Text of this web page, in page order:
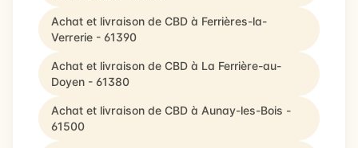
Achat et livraison de CBD à Ferrières-la-
Verrerie - 61390
Achat et livraison de CBD à La Ferrière-au-
Doyen - 61380
Achat et livraison de CBD à Aunay-les-Bois -
61500